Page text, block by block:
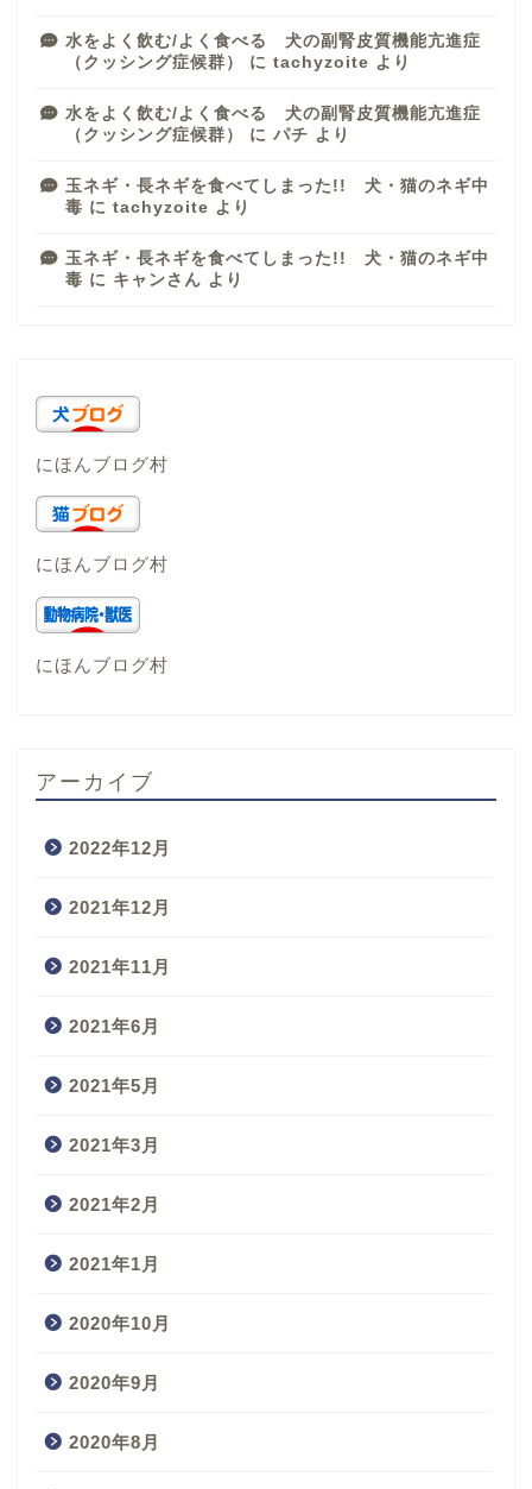
水をよく飲む/よく食べる 犬の副腎皮質機能亢進症
（クッシング症候群）
に tachyzoite より
水をよく飲む/よく食べる 犬の副腎皮質機能亢進症
（クッシング症候群）
に パチ より
玉ネギ・長ネギを食べてしまった!! 犬・猫のネギ中
毒 に tachyzoite より
玉ネギ・長ネギを食べてしまった!! 犬・猫のネギ中
毒 に キャンさん より
にほんブログ村
にほんブログ村
にほんブログ村
アーカイブ
2022年12月
2021年12月
2021年11月
2021年6月
2021年5月
2021年3月
2021年2月
2021年1月
2020年10月
2020年9月
2020年8月